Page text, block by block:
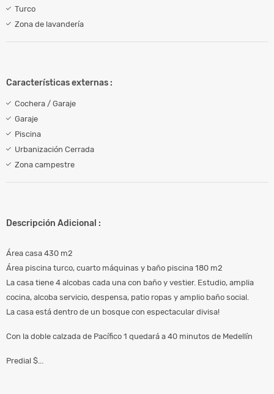
Turco
Zona de lavandería
Características externas :
Cochera / Garaje
Garaje
Piscina
Urbanización Cerrada
Zona campestre
Descripción Adicional :
Área casa 430 m2
Área piscina turco, cuarto máquinas y baño piscina 180 m2
La casa tiene 4 alcobas cada una con baño y vestier. Estudio, amplia
cocina, alcoba servicio, despensa, patio ropas y amplio baño social.
La casa está dentro de un bosque con espectacular divisa!
Con la doble calzada de Pacífico 1 quedará a 40 minutos de Medellín
Predial $...